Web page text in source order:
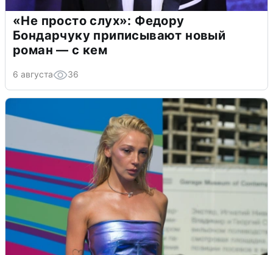
«Не просто слух»: Федору
Бондарчуку приписывают новый
роман — с кем
6 августа 36